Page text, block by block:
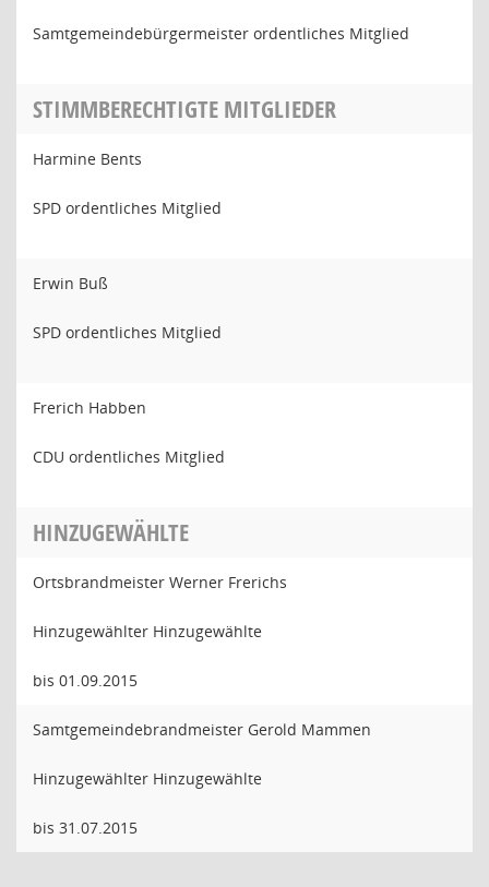
Samtgemeindebürgermeister ordentliches Mitglied
STIMMBERECHTIGTE MITGLIEDER
Harmine Bents
SPD ordentliches Mitglied
Erwin Buß
SPD ordentliches Mitglied
Frerich Habben
CDU ordentliches Mitglied
HINZUGEWÄHLTE
Ortsbrandmeister Werner Frerichs
Hinzugewählter Hinzugewählte
bis 01.09.2015
Samtgemeindebrandmeister Gerold Mammen
Hinzugewählter Hinzugewählte
bis 31.07.2015